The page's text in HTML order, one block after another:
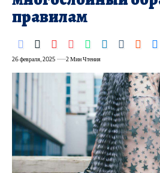
правилам
26 февраля, 2025 2 Мин Чтения